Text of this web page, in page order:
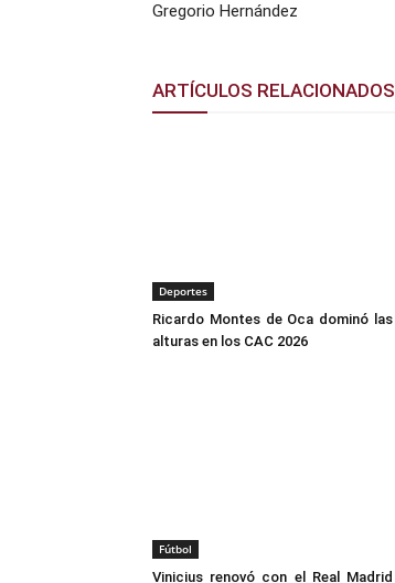
Gregorio Hernández
ARTÍCULOS RELACIONADOS
Deportes
Ricardo Montes de Oca dominó las
alturas en los CAC 2026
Fútbol
Vinicius renovó con el Real Madrid